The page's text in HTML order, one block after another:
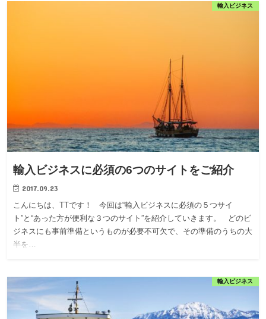
輸入ビジネス
輸入ビジネスに必須の6つのサイトをご紹介
2017.09.23
こんにちは、TTです！ 今回は“輸入ビジネスに必須の５つサイ
ト”と“あった方が便利な３つのサイト”を紹介していきます。 どのビ
ジネスにも事前準備というものが必要不可欠で、その準備のうちの大
半を…
輸入ビジネス